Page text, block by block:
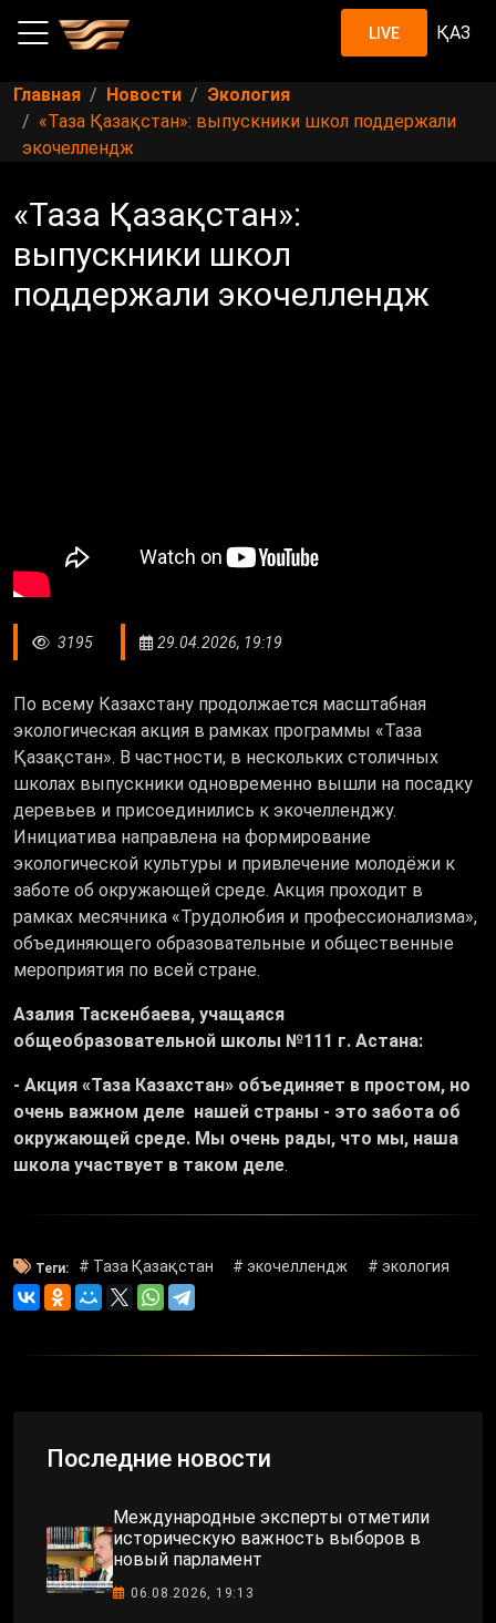
LIVE ҚАЗ
Главная Новости
Экология
«Таза Қазақстан»: выпускники школ поддержали
экочеллендж
«Таза Қазақстан»:
выпускники школ
поддержали экочеллендж
3195 29.04.2026, 19:19
По всему Казахстану продолжается масштабная
экологическая акция в рамках программы «Таза
Қазақстан». В частности, в нескольких столичных
школах выпускники одновременно вышли на посадку
деревьев и присоединились к экочелленджу.
Инициатива направлена на формирование
экологической культуры и привлечение молодёжи к
заботе об окружающей среде. Акция проходит в
рамках месячника «Трудолюбия и профессионализма»,
объединяющего образовательные и общественные
мероприятия по всей стране.
Азалия Таскенбаева, учащаяся
общеобразовательной школы №111 г. Астана:
- Акция «Таза Казахстан» объединяет в простом, но
очень важном деле нашей страны - это забота об
окружающей среде. Мы очень рады, что мы, наша
школа участвует в таком деле.
Теги: # Таза Қазақстан # экочеллендж # экология
Последние новости
Международные эксперты отметили
историческую важность выборов в
новый парламент
06.08.2026, 19:13